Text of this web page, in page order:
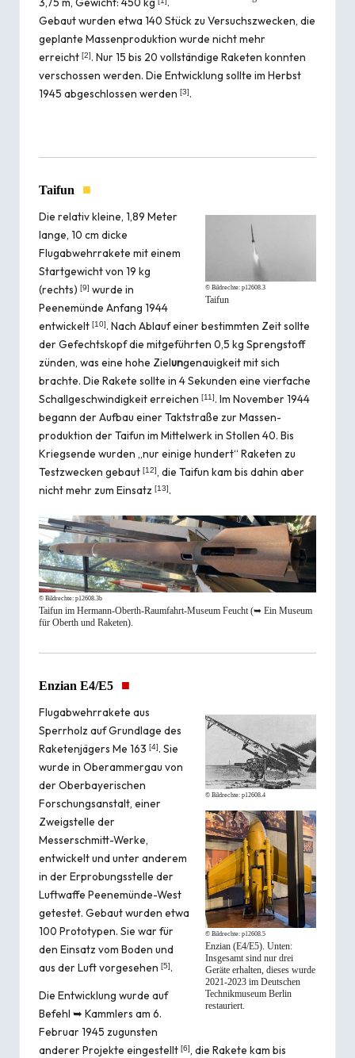
Gebaut wurden etwa 140 Stück zu Versuchs­zwecken, die
geplante Massen­produktion wurde nicht mehr
erreicht [2]. Nur 15 bis 20 voll­ständige Raketen konnten
ver­schossen werden. Die Ent­wicklung sollte im Herbst
1945 abgeschlossen werden [3].
Taifun ■
© Bildrechte: p12608.3
Taifun
Die relativ kleine, 1,89 Meter
lange, 10 cm dicke
Flugabwehrrakete mit einem
Startgewicht von 19 kg
(rechts) [9] wurde in
Peenemünde Anfang 1944
entwickelt [10]. Nach Ab­lauf einer be­stimm­ten Zeit soll­te
der Gefechts­kopf die mit­ge­führ­ten 0,5 kg Spreng­stoff
zünden, was eine hohe Zielungenauigkeit mit sich
brachte. Die Rakete sollte in 4 Sekunden eine vierfache
Schall­ge­schwindigkeit er­reichen [11]. Im No­vember 1944
begann der Aufbau einer Takt­straße zur Massen­
produktion der Taifun im Mittel­werk in Stollen 40. Bis
Kriegs­ende wurden „nur einige hundert“ Raketen zu
Test­zwecken gebaut [12], die Taifun kam bis dahin aber
nicht mehr zum Ein­satz [13].
© Bildrechte: p12608.3b
Taifun im Hermann-Oberth-Raumfahrt-Museum Feucht (➥ Ein Museum
für Oberth und Raketen).
Enzian E4/E5 ■
© Bildrechte: p12608.4
© Bildrechte: p12608.5
Enzian (E4/E5). Unten:
Insgesamt sind nur drei
Geräte erhalten, dieses wurde
2021-2023 im Deutschen
Technikmuseum Berlin
restauriert.
Flugabwehrrakete aus
Sperrholz auf Grundlage des
Raketenjägers Me 163 [4]. Sie
wurde in Oberammergau von
der Oberbayerischen
Forschungsanstalt, einer
Zweigstelle der
Messerschmitt-Werke,
entwickelt und unter anderem
in der Erprobungsstelle der
Luftwaffe Peenemünde-West
getestet. Gebaut wurden etwa
100 Prototypen. Sie war für
den Einsatz vom Boden und
aus der Luft vorgesehen [5].
Die Entwicklung wurde auf
Befehl ➥ Kammlers am 6.
Februar 1945 zugunsten
anderer Projekte eingestellt [6], die Rakete kam bis